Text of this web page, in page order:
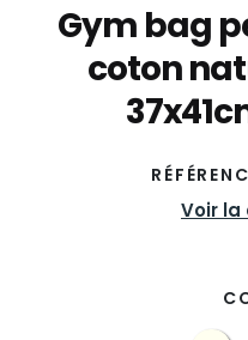
Gym bag
coton
Voir